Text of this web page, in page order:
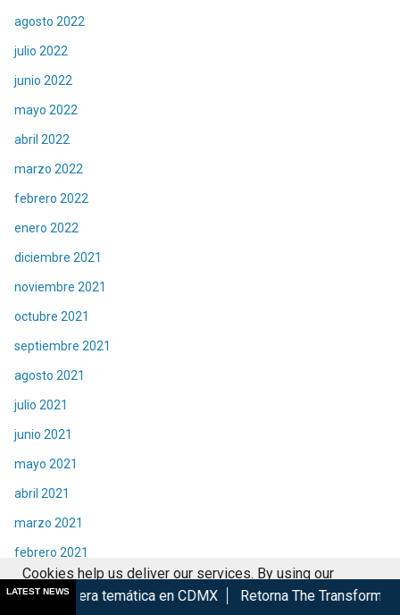
agosto 2022
julio 2022
junio 2022
mayo 2022
abril 2022
marzo 2022
febrero 2022
enero 2022
diciembre 2021
noviembre 2021
octubre 2021
septiembre 2021
agosto 2021
julio 2021
junio 2021
mayo 2021
abril 2021
marzo 2021
febrero 2021
enero 2021
LATEST NEWSen CDMX Retorna The Transformers: The Movie a
Cookies help us deliver our services. By using our
services, you agree to our use of cookies.
Got it